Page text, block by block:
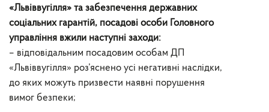
«Львіввугілля» та забезпечення державних
соціальних гарантій, посадові особи Головного
управління вжили наступні заходи:
– відповідальним посадовим особам ДП
«Львіввугілля» роз’яснено усі негативні наслідки,
до яких можуть призвести наявні порушення
вимог безпеки;